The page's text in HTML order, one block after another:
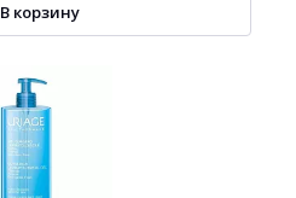
В корзину